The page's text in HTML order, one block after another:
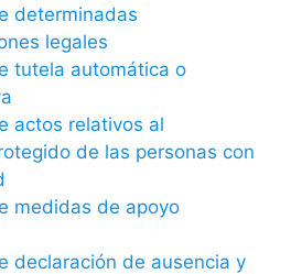
determinadas
legales
tutela automática o
actos relativos al
de las personas con
medidas de apoyo
declaración de ausencia y